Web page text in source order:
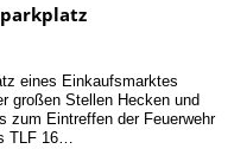
eines Einkaufsmarktes
großen Stellen Hecken und
zum Eintreffen der Feuerwehr
TLF 16…